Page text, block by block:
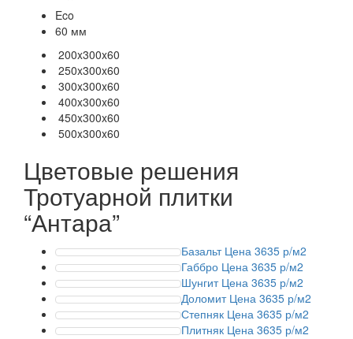
Eco
60 мм
200x300x60
250x300x60
300x300x60
400x300x60
450x300x60
500x300x60
Цветовые решения
Тротуарной плитки
“Антара”
БазальтЦена 3635 р/м2
Габбро Цена 3635 р/м2
ШунгитЦена 3635 р/м2
ДоломитЦена 3635 р/м2
Степняк Цена 3635 р/м2
Плитняк Цена 3635 р/м2